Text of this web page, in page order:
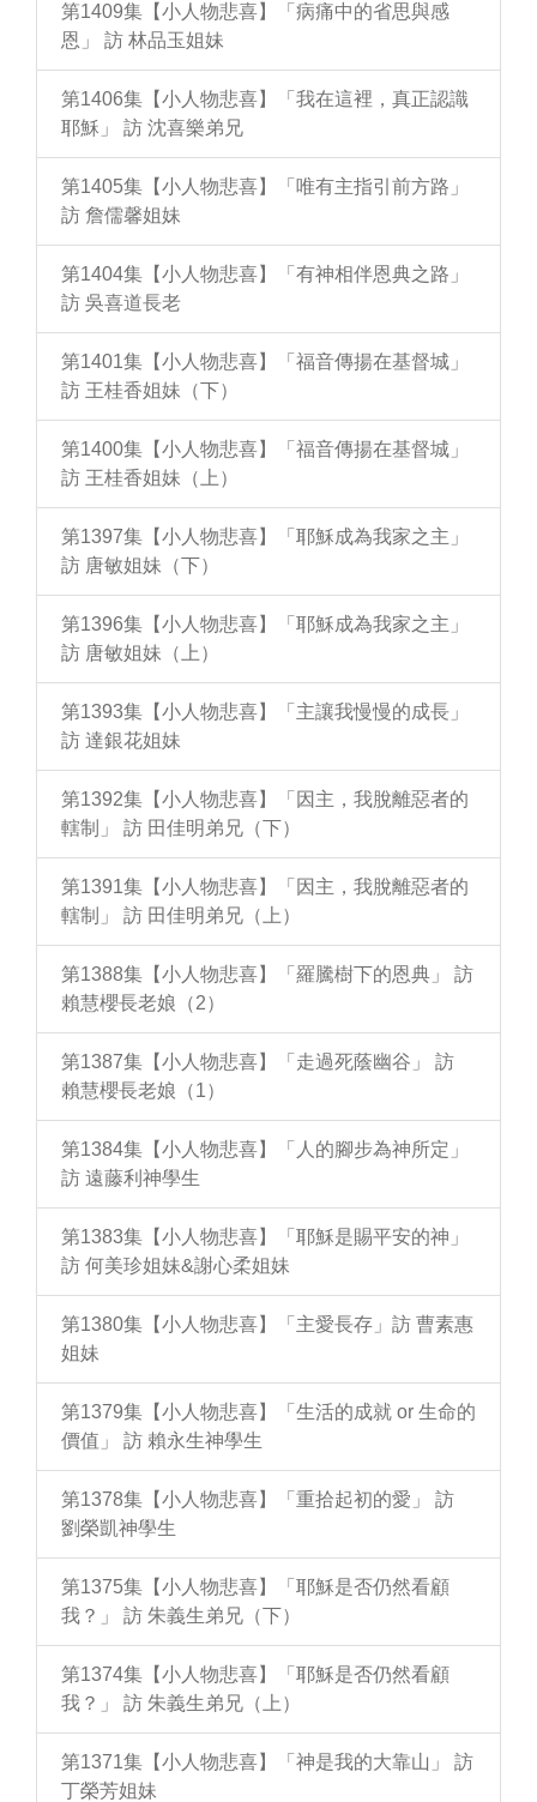
第1409集【小人物悲喜】「病痛中的省思與感
恩」 訪 林品玉姐妹
第1406集【小人物悲喜】「我在這裡，真正認識
耶穌」 訪 沈喜樂弟兄
第1405集【小人物悲喜】「唯有主指引前方路」
訪 詹儒馨姐妹
第1404集【小人物悲喜】「有神相伴恩典之路」
訪 吳喜道長老
第1401集【小人物悲喜】「福音傳揚在基督城」
訪 王桂香姐妹（下）
第1400集【小人物悲喜】「福音傳揚在基督城」
訪 王桂香姐妹（上）
第1397集【小人物悲喜】「耶穌成為我家之主」
訪 唐敏姐妹（下）
第1396集【小人物悲喜】「耶穌成為我家之主」
訪 唐敏姐妹（上）
第1393集【小人物悲喜】「主讓我慢慢的成長」
訪 達銀花姐妹
第1392集【小人物悲喜】「因主，我脫離惡者的
轄制」 訪 田佳明弟兄（下）
第1391集【小人物悲喜】「因主，我脫離惡者的
轄制」 訪 田佳明弟兄（上）
第1388集【小人物悲喜】「羅騰樹下的恩典」 訪
賴慧櫻長老娘（2）
第1387集【小人物悲喜】「走過死蔭幽谷」 訪
賴慧櫻長老娘（1）
第1384集【小人物悲喜】「人的腳步為神所定」
訪 遠藤利神學生
第1383集【小人物悲喜】「耶穌是賜平安的神」
訪 何美珍姐妹&謝心柔姐妹
第1380集【小人物悲喜】「主愛長存」訪 曹素惠
姐妹
第1379集【小人物悲喜】「生活的成就 or 生命的
價值」 訪 賴永生神學生
第1378集【小人物悲喜】「重拾起初的愛」 訪
劉榮凱神學生
第1375集【小人物悲喜】「耶穌是否仍然看顧
我？」 訪 朱義生弟兄（下）
第1374集【小人物悲喜】「耶穌是否仍然看顧
我？」 訪 朱義生弟兄（上）
第1371集【小人物悲喜】「神是我的大靠山」 訪
丁榮芳姐妹